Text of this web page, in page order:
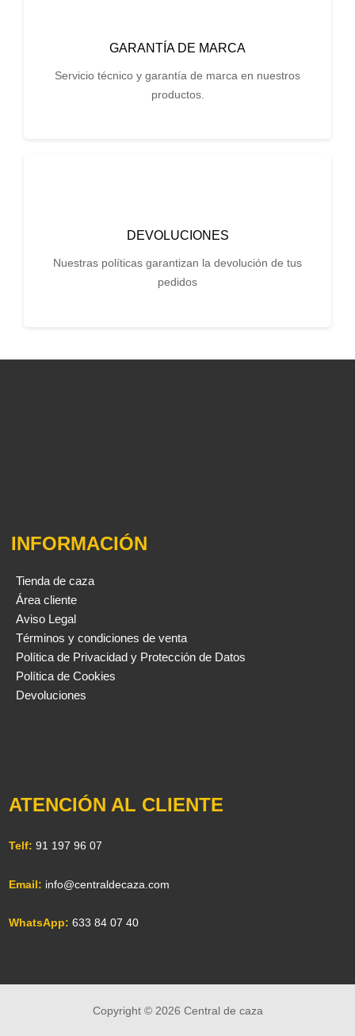
GARANTÍA DE MARCA
Servicio técnico y garantía de marca en nuestros
productos.
DEVOLUCIONES
Nuestras políticas garantizan la devolución de tus
pedidos
INFORMACIÓN
Tienda de caza
Área cliente
Aviso Legal
Términos y condiciones de venta
Política de Privacidad y Protección de Datos
Política de Cookies
Devoluciones
ATENCIÓN AL CLIENTE
Telf: 91 197 96 07
Email: info@centraldecaza.com
WhatsApp: 633 84 07 40
Copyright © 2026 Central de caza